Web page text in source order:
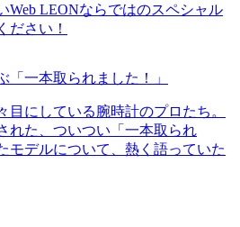
Web LEONならではのスペシャル
ださい！
「一本取られました！」
目にしている腕時計のプロたち。
れた、ついつい「一本取られ
モデルについて、熱く語っていた